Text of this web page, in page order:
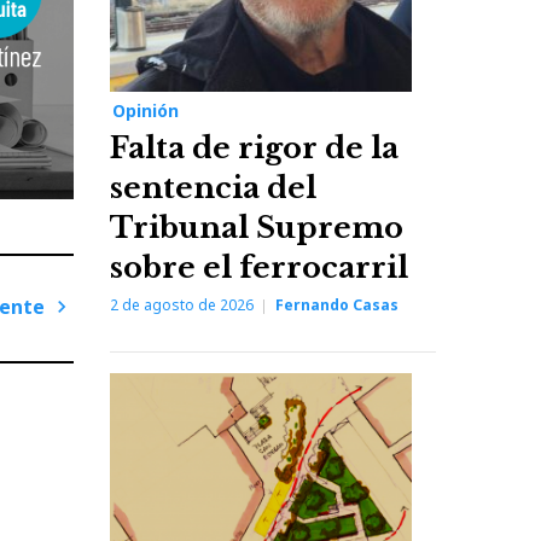
Opinión
Falta de rigor de la
sentencia del
Tribunal Supremo
sobre el ferrocarril
2 de agosto de 2026 Fernando Casas